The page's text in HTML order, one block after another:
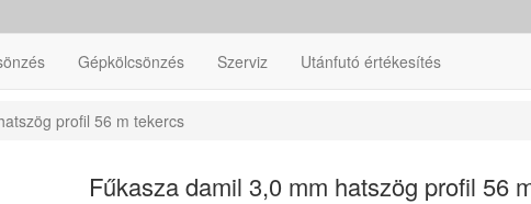
Gépkölcsönzés Szerviz Utánfutó értékesítés
profil 56 m tekercs
Fűkasza damil 3,0 mm hatszög profil 56